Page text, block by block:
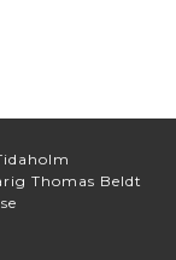
Thomas Beldt